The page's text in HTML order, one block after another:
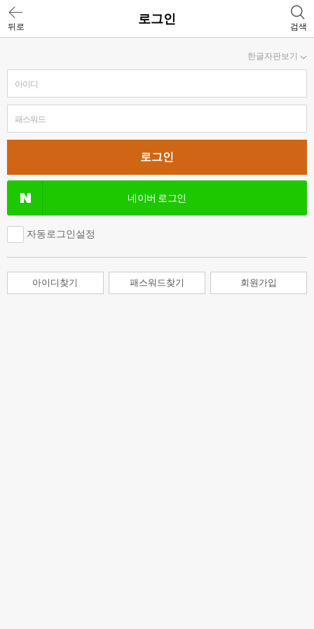
뒤로
로그인
검색
한글자판보기
네이버 로그인
자동로그인설정
아이디찾기 패스워드찾기 회원가입